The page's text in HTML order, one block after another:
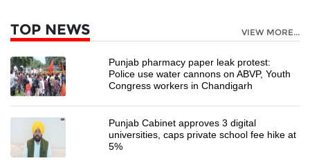
TOP NEWS VIEW MORE...
Punjab pharmacy paper leak protest:
Police use water cannons on ABVP, Youth
Congress workers in Chandigarh
Punjab Cabinet approves 3 digital
universities, caps private school fee hike at
5%